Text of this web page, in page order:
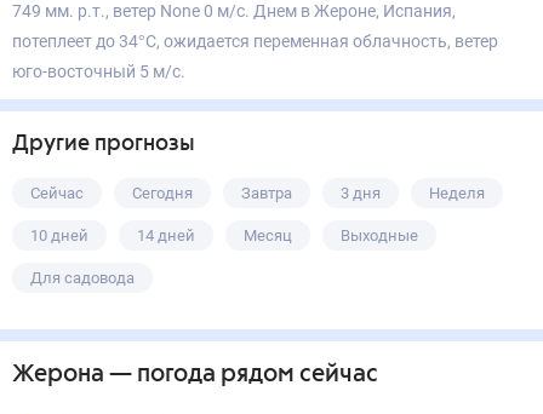
749 мм. р.т., ветер None 0 м/с. Днем в Жероне, Испания,
потеплеет до 34°С, ожидается переменная облачность, ветер
юго-восточный 5 м/с.
Другие прогнозы
Сейчас Сегодня Завтра 3 дня Неделя
10 дней 14 дней Месяц Выходные
Для садовода
Жерона — погода рядом сейчас